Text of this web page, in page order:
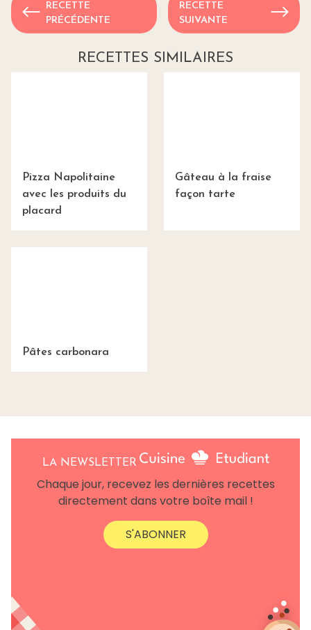
RECETTE
PRÉCÉDENTE
RECETTE
SUIVANTE
RECETTES SIMILAIRES
Pizza Napolitaine
avec les produits du
placard
Gâteau à la fraise
façon tarte
Pâtes carbonara
LA NEWSLETTER
Chaque jour, recevez les dernières recettes
directement dans votre boîte mail !
S'ABONNER